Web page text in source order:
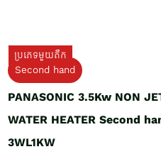
ប្រភេទមួយតឹក
Second hand
PANASONIC 3.5Kw NON
WATER HEATER Second
3WL1KW